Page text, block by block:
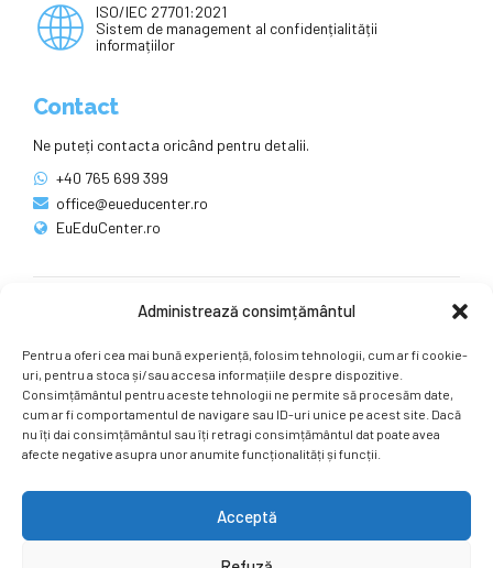
Administrează consimțământul
Pentru a oferi cea mai bună experiență, folosim tehnologii, cum ar fi cookie-
uri, pentru a stoca și/sau accesa informațiile despre dispozitive.
Consimțământul pentru aceste tehnologii ne permite să procesăm date,
cum ar fi comportamentul de navigare sau ID-uri unice pe acest site. Dacă
nu îți dai consimțământul sau îți retragi consimțământul dat poate avea
afecte negative asupra unor anumite funcționalități și funcții.
Acceptă
ISO/IEC 27701:2021
Sistem de management al confidențialității
informațiilor
Contact
Ne puteți contacta oricând pentru detalii.
+40 765 699 399
office@eueducenter.ro
EuEduCenter.ro
Ne puteți găsi și pe rețelele sociale.